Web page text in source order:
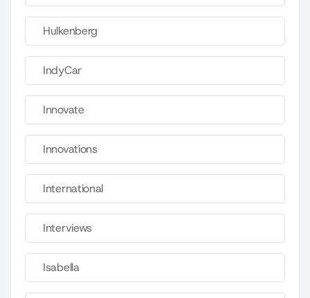
Hulkenberg
IndyCar
Innovate
Innovations
International
Interviews
Isabella